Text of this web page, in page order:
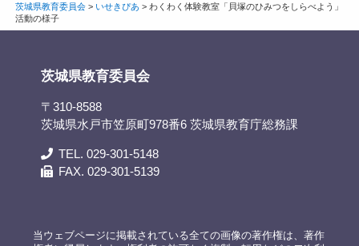
茨城県教育委員会> いせきぴあ > わくわく体験教室「貝塚のひみつをしらべよう」
活動の様子
茨城県教育委員会
〒310-8588
茨城県水戸市笠原町978番6 茨城県教育庁総務課
TEL. 029-301-5148
FAX. 029-301-5139
当ウェブページに掲載されている全ての画像の著作権は、著作